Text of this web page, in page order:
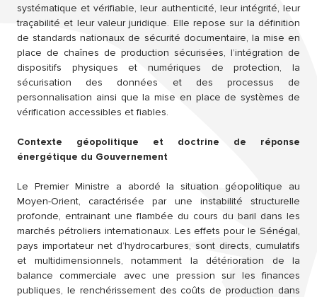
systématique et vérifiable, leur authenticité, leur intégrité, leur
traçabilité et leur valeur juridique. Elle repose sur la définition
de standards nationaux de sécurité documentaire, la mise en
place de chaînes de production sécurisées, l’intégration de
dispositifs physiques et numériques de protection, la
sécurisation des données et des processus de
personnalisation ainsi que la mise en place de systèmes de
vérification accessibles et fiables.
Contexte géopolitique et doctrine de réponse
énergétique du Gouvernement
Le Premier Ministre a abordé la situation géopolitique au
Moyen-Orient, caractérisée par une instabilité structurelle
profonde, entrainant une flambée du cours du baril dans les
marchés pétroliers internationaux. Les effets pour le Sénégal,
pays importateur net d’hydrocarbures, sont directs, cumulatifs
et multidimensionnels, notamment la détérioration de la
balance commerciale avec une pression sur les finances
publiques, le renchérissement des coûts de production dans